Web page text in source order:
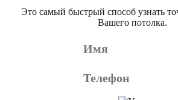
Это самый быстрый способ узнать
Вашего потолка.